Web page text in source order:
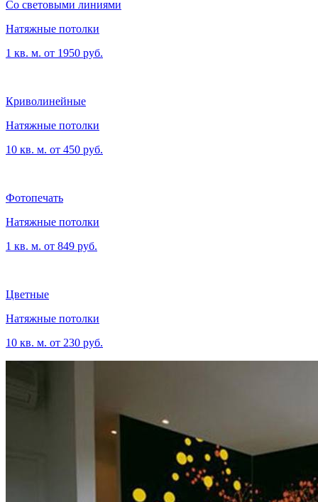
Со световыми линиями
Натяжные потолки
1 кв. м. от 1950 руб.
Криволинейные
Натяжные потолки
10 кв. м. от 450 руб.
Фотопечать
Натяжные потолки
1 кв. м. от 849 руб.
Цветные
Натяжные потолки
10 кв. м. от 230 руб.